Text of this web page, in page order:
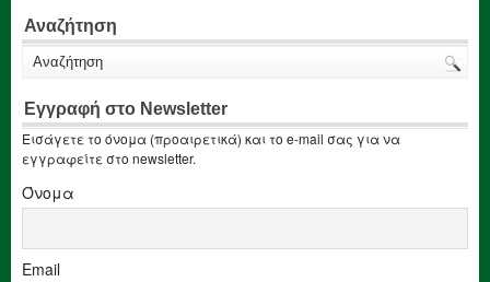
Αναζήτηση
Εγγραφή στο Newsletter
Εισάγετε το όνομα (προαιρετικά) και το e-mail σας για να
εγγραφείτε στο newsletter.
Όνομα
Email